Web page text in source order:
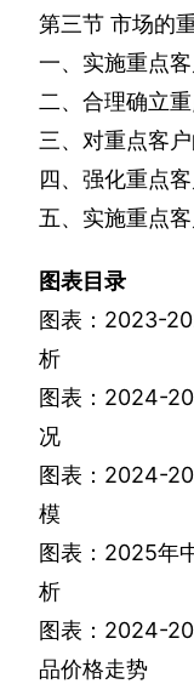
第三节 市场的
一、实施重点
二、合理确立
三、对重点客
四、强化重点
五、实施重点
图表目录
图表： 2023-
析
图表： 2024-
况
图表： 2024-
模
图表： 2025年
析
图表： 2024-
品价格走势